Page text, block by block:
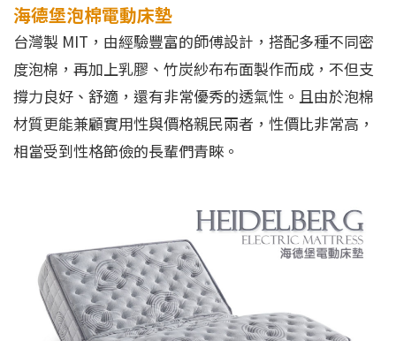
海德堡泡棉電動床墊
台灣製 MIT，由經驗豐富的師傅設計，搭配多種不同密
度泡棉，再加上乳膠、竹炭紗布布面製作而成，不但支
撐力良好、舒適，還有非常優秀的透氣性。且由於泡棉
材質更能兼顧實用性與價格親民兩者，性價比非常高，
相當受到性格節儉的長輩們青睞。